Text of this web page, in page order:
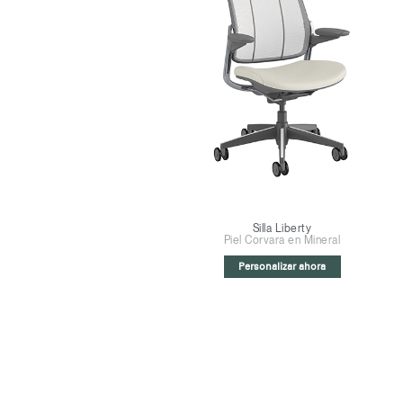
Silla Liberty
Piel Corvara en Mineral
Personalizar ahora